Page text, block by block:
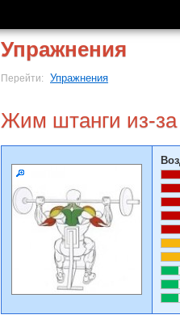
Упражнения
Перейти: Упражнения
Жим штанги из-